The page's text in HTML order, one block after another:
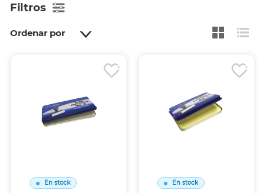
Filtros
Ordenar por
En stock En stock